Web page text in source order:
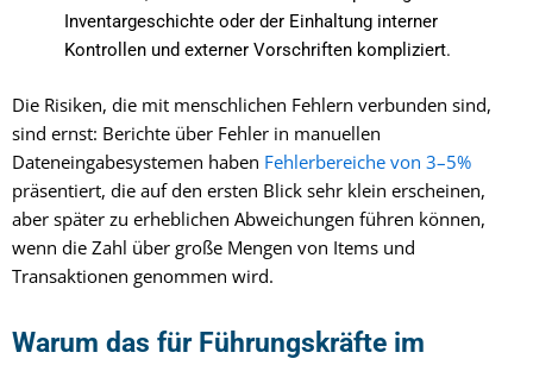
Inventargeschichte oder der Einhaltung interner
Kontrollen und externer Vorschriften kompliziert.
Die Risiken, die mit menschlichen Fehlern verbunden sind,
sind ernst: Berichte über Fehler in manuellen
Dateneingabesystemen haben Fehlerbereiche von 3–5%
präsentiert, die auf den ersten Blick sehr klein erscheinen,
aber später zu erheblichen Abweichungen führen können,
wenn die Zahl über große Mengen von Items und
Transaktionen genommen wird.
Warum das für Führungskräfte im